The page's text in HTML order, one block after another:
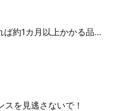
ば約1カ月以上かかる品…
スを見逃さないで！